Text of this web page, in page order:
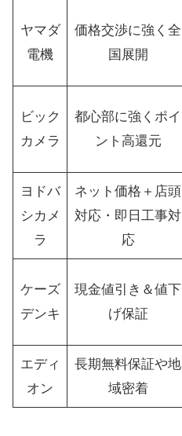
ヤマダ
電機
価格交渉に強く全
国展開
ビック
カメラ
都心部に強くポイ
ント高還元
ヨドバ
シカメ
ラ
ネット価格＋店頭
対応・即日工事対
応
ケーズ
デンキ
現金値引き＆値下
げ保証
エディ
オン
長期無料保証や地
域密着